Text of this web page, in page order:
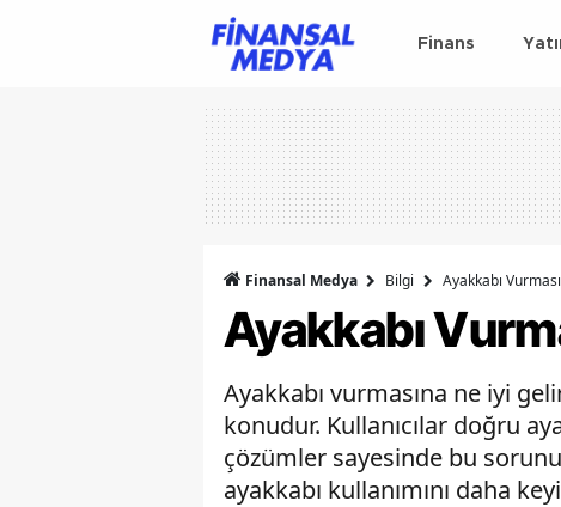
Finans
Finansal Medya Bilgi Ayakkabı
Ayakkabı
Ayakkabı vurmasına ne iyi
konudur. Kullanıcılar doğru
çözümler sayesinde bu
ayakkabı kullanımını daha